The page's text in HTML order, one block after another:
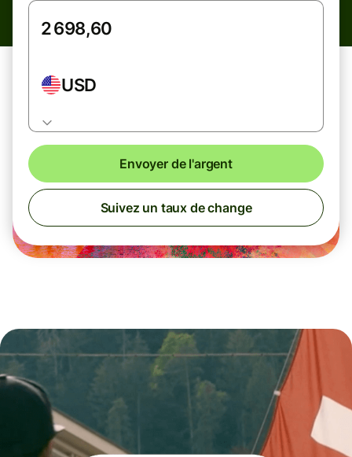
USD
Envoyer de l'argent
Suivez un taux de change